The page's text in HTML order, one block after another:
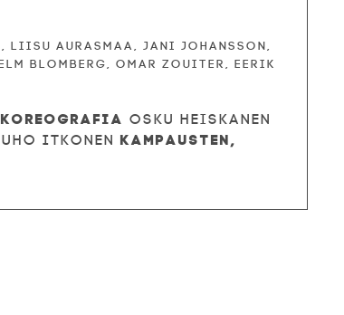
Liisu Aurasmaa, Jani Johansson,
Blomberg, Omar Zouiter, Eerik
Koreografia Osku Heiskanen
Itkonen Kampausten,